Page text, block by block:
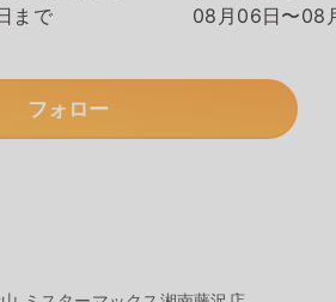
まで 08月06日〜08
フォロー